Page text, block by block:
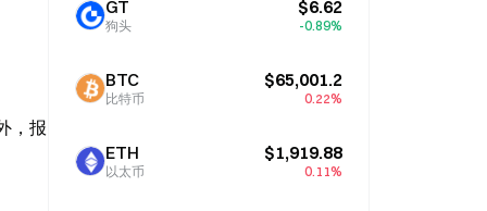
，报
GT
狗头
$6.62
-0.89%
BTC
比特币
$65,001.2
0.22%
ETH
以太币
$1,919.88
0.11%